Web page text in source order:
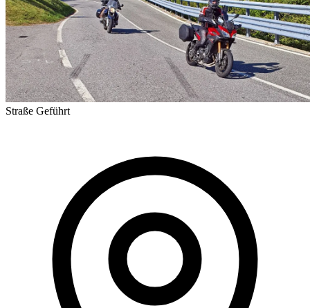
Straße Geführt